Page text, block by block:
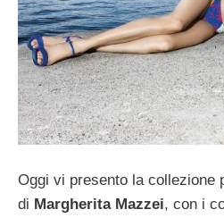
Oggi vi presento la collezione
di Margherita Mazzei, con i